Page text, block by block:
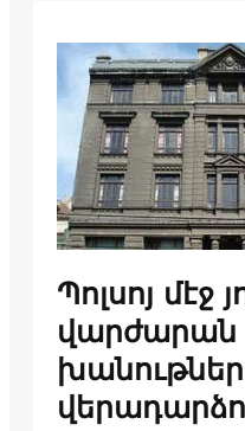
Պոլսոյ մէջ
վարժարան